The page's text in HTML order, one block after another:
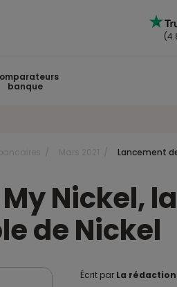
banque
Lancement
Nickel,
de Nickel
Écrit par La